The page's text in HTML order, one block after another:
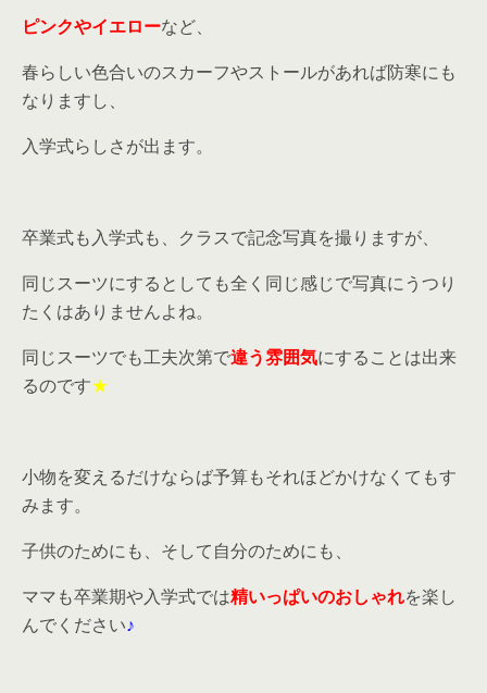
ピンクやイエローなど、
春らしい色合いのスカーフやストールがあれば防寒にも
なりますし、
入学式らしさが出ます。
卒業式も入学式も、クラスで記念写真を撮りますが、
同じスーツにするとしても全く同じ感じで写真にうつり
たくはありませんよね。
同じスーツでも工夫次第で違う雰囲気にすることは出来
るのです★
小物を変えるだけならば予算もそれほどかけなくてもす
みます。
子供のためにも、そして自分のためにも、
ママも卒業期や入学式では精いっぱいのおしゃれを楽し
んでください♪